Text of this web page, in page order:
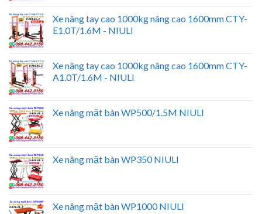
Xe nâng tay cao 1000kg nâng cao 1600mm CTY-
E1.0T/1.6M - NIULI
Xe nâng tay cao 1000kg nâng cao 1600mm CTY-
A1.0T/1.6M - NIULI
Xe nâng mặt bàn WP500/1.5M NIULI
Xe nâng mặt bàn WP350 NIULI
Xe nâng mặt bàn WP1000 NIULI